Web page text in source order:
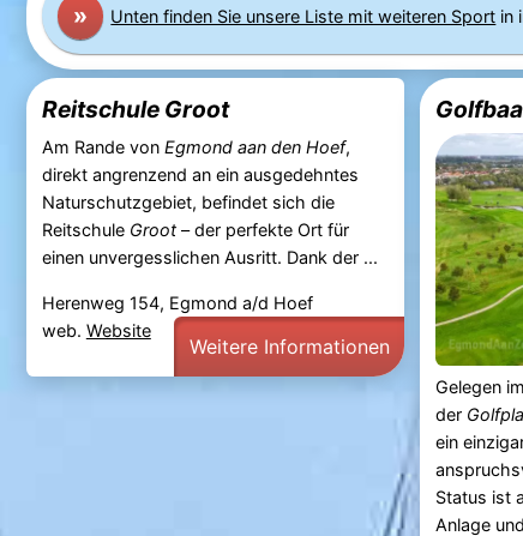
» Unten finden Sie unsere Liste mit weiteren Sport in
Reitschule Groot
Am Rande von Egmond aan den Hoef,
direkt angrenzend an ein ausgedehntes
Naturschutzgebiet, befindet sich die
Reitschule Groot– der perfekte Ort für
einen unvergesslichen Ausritt. Dank der ...
Herenweg 154, Egmond a/d Hoef
web. Website
Weitere Informationen
Gelegen
der
ein
Status ist
Anlage